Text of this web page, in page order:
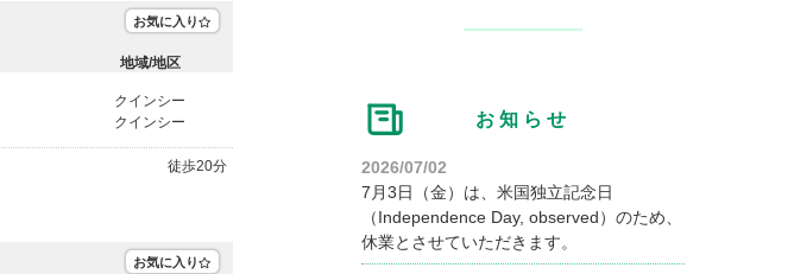
お気に入り
地域/地区
クインシー
クインシー
徒歩20分
お気に入り
お知らせ
2026/07/02
7月3日（金）は、米国独立記念日
（Independence Day, observed）のため、
休業とさせていただきます。